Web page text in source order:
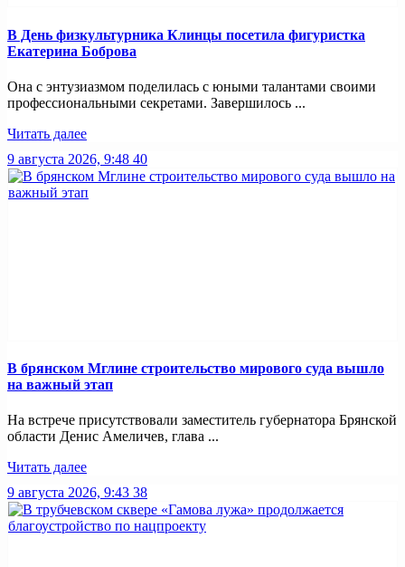
В День физкультурника Клинцы посетила фигуристка
Екатерина Боброва
Она с энтузиазмом поделилась с юными талантами своими
профессиональными секретами. Завершилось ...
Читать далее
9 августа 2026, 9:48 40
В брянском Мглине строительство мирового суда вышло
на важный этап
На встрече присутствовали заместитель губернатора Брянской
области Денис Амеличев, глава ...
Читать далее
9 августа 2026, 9:43 38